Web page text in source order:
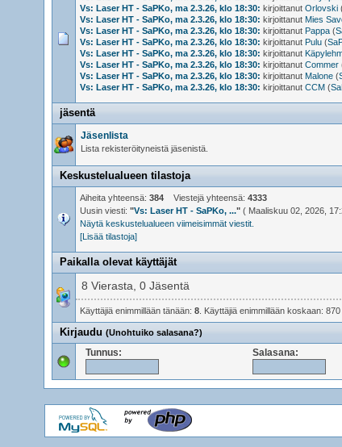
Vs: Laser HT - SaPKo, ma 2.3.26, klo 18:30: kirjoittanutOrlovski
Vs: Laser HT - SaPKo, ma 2.3.26, klo 18:30: kirjoittanut Mies
Vs: Laser HT - SaPKo, ma 2.3.26, klo 18:30: kirjoittanut Pappa (
Vs: Laser HT - SaPKo, ma 2.3.26, klo 18:30: kirjoittanut Pulu (
Vs: Laser HT - SaPKo, ma 2.3.26, klo 18:30: kirjoittanut
Vs: Laser HT - SaPKo, ma 2.3.26, klo 18:30: kirjoittanutCommer
Vs: Laser HT - SaPKo, ma 2.3.26, klo 18:30: kirjoittanut Malone (
Vs: Laser HT - SaPKo, ma 2.3.26, klo 18:30: kirjoittanutCCM (
jäsentä
Jäsenlista
Lista rekisteröityneistä jäsenistä.
Keskustelualueen tilastoja
Aiheita yhteensä:384 Viestejä yhteensä:4333
Uusin viesti:"Vs: Laser HT - SaPKo, ..." ( Maaliskuu 02, 2026,
Näytä keskustelualueen viimeisimmät viestit.
[Lisää tilastoja]
Paikalla olevat käyttäjät
8 Vierasta, 0 Jäsentä
Käyttäjiä enimmillään tänään:8 . Käyttäjiä enimmillään koskaan:
Kirjaudu (Unohtuiko salasana?)
Tunnus: Salasana: